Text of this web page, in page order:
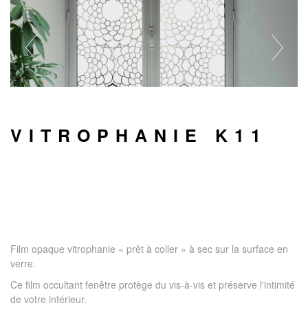
VITROPHANIE K11
Film opaque vitrophanie « prêt à coller » à sec sur la surface en
verre.
Ce film occultant fenêtre protège du vis-à-vis et préserve l'intimité
de votre intérieur.